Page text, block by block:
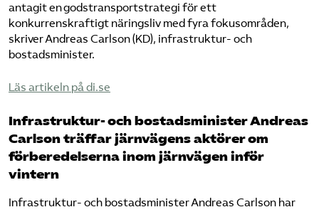
antagit en godstransportstrategi för ett
konkurrenskraftigt näringsliv med fyra fokusområden,
skriver Andreas Carlson (KD), infrastruktur- och
bostadsminister.
Läs artikeln på di.se
Infrastruktur- och bostadsminister Andreas
Carlson träffar järnvägens aktörer om
förberedelserna inom järnvägen inför
vintern
Infrastruktur- och bostadsminister Andreas Carlson har